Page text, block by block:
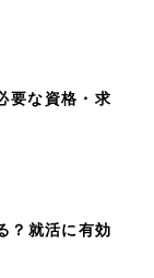
要な資格・求
？就活に有効